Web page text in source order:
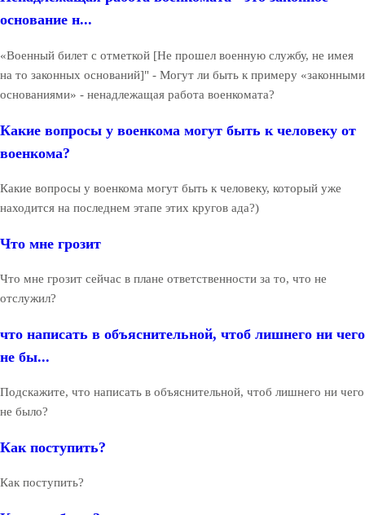
основание н...
«Военный билет с отметкой [Не прошел военную службу, не имея
на то законных оснований]" - Могут ли быть к примеру «законными
основаниями» - ненадлежащая работа военкомата?
Какие вопросы у военкома могут быть к человеку от
военкома?
Какие вопросы у военкома могут быть к человеку, который уже
находится на последнем этапе этих кругов ада?)
Что мне грозит
Что мне грозит сейчас в плане ответственности за то, что не
отслужил?
что написать в объяснительной, чтоб лишнего ни чего
не бы...
Подскажите, что написать в объяснительной, чтоб лишнего ни чего
не было?
Как поступить?
Как поступить?